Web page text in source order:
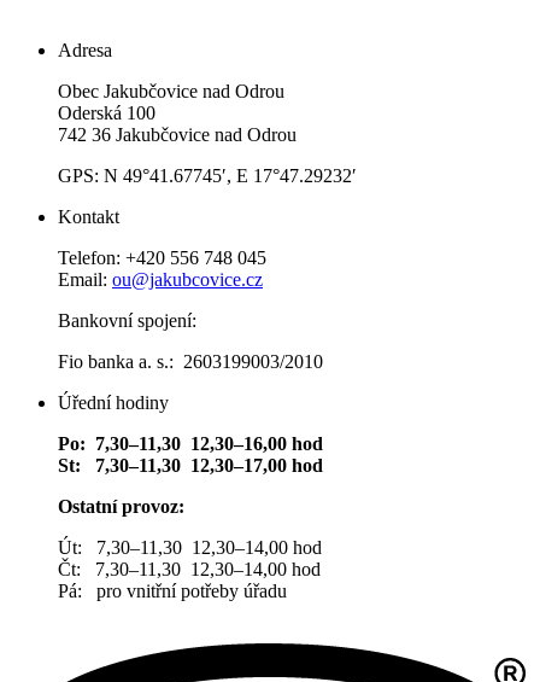
Adresa
Obec Jakubčovice nad Odrou
Oderská 100
742 36 Jakubčovice nad Odrou
GPS: N 49°41.67745′, E 17°47.29232′
Kontakt
Telefon: +420 556 748 045
Email: ou@jakubcovice.cz
Bankovní spojení:
Fio banka a. s.: 2603199003/2010
Úřední hodiny
Po: 7,30–11,30 12,30–16,00 hod
St: 7,30–11,30 12,30–17,00 hod
Ostatní provoz:
Út: 7,30–11,30 12,30–14,00 hod
Čt: 7,30–11,30 12,30–14,00 hod
Pá: pro vnitřní potřeby úřadu